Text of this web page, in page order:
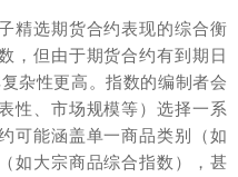
精选期货合约表现的综合衡
，但由于期货合约有到期日
杂性更高。指数的编制者会
性、市场规模等）选择一系
可能涵盖单一商品类别（如
如大宗商品综合指数），甚